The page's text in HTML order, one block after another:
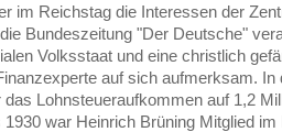
im Reichstag die Interessen der
Bundeszeitung "Der Deutsche"
Volksstaat und eine christlich
auf sich aufmerksam. In
das Lohnsteueraufkommen auf 1,2
1930 war Heinrich Brüning Mitglied